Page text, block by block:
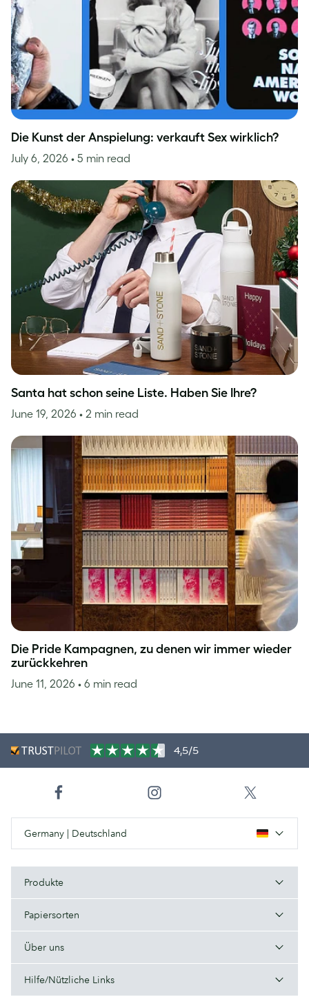
Die Kunst der Anspielung: verkauft Sex wirklich?
July 6, 2026 • 5 min read
Santa hat schon seine Liste. Haben Sie Ihre?
June 19, 2026 • 2 min read
Die Pride Kampagnen, zu denen wir immer wieder
zurückkehren
June 11, 2026 • 6 min read
4,5/5
Germany | Deutschland
Produkte
Papiersorten
Über uns
Hilfe/Nützliche Links